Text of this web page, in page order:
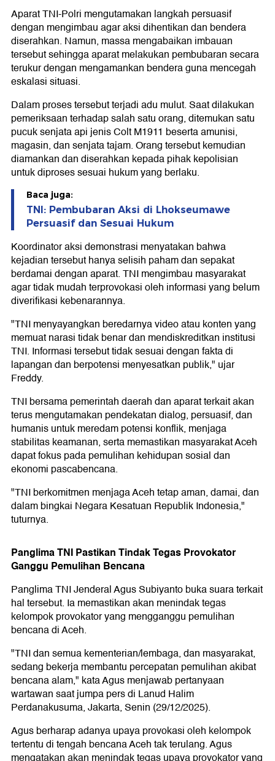
Aparat TNI-Polri mengutamakan langkah persuasif
dengan mengimbau agar aksi dihentikan dan bendera
diserahkan. Namun, massa mengabaikan imbauan
tersebut sehingga aparat melakukan pembubaran secara
terukur dengan mengamankan bendera guna mencegah
eskalasi situasi.
Dalam proses tersebut terjadi adu mulut. Saat dilakukan
pemeriksaan terhadap salah satu orang, ditemukan satu
pucuk senjata api jenis Colt M1911 beserta amunisi,
magasin, dan senjata tajam. Orang tersebut kemudian
diamankan dan diserahkan kepada pihak kepolisian
untuk diproses sesuai hukum yang berlaku.
Baca juga:
TNI: Pembubaran Aksi di Lhokseumawe
Persuasif dan Sesuai Hukum
Koordinator aksi demonstrasi menyatakan bahwa
kejadian tersebut hanya selisih paham dan sepakat
berdamai dengan aparat. TNI mengimbau masyarakat
agar tidak mudah terprovokasi oleh informasi yang belum
diverifikasi kebenarannya.
"TNI menyayangkan beredarnya video atau konten yang
memuat narasi tidak benar dan mendiskreditkan institusi
TNI. Informasi tersebut tidak sesuai dengan fakta di
lapangan dan berpotensi menyesatkan publik," ujar
Freddy.
TNI bersama pemerintah daerah dan aparat terkait akan
terus mengutamakan pendekatan dialog, persuasif, dan
humanis untuk meredam potensi konflik, menjaga
stabilitas keamanan, serta memastikan masyarakat Aceh
dapat fokus pada pemulihan kehidupan sosial dan
ekonomi pascabencana.
"TNI berkomitmen menjaga Aceh tetap aman, damai, dan
dalam bingkai Negara Kesatuan Republik Indonesia,"
tuturnya.
Panglima TNI Pastikan Tindak Tegas Provokator
Ganggu Pemulihan Bencana
Panglima TNI Jenderal Agus Subiyanto buka suara terkait
hal tersebut. Ia memastikan akan menindak tegas
kelompok provokator yang mengganggu pemulihan
bencana di Aceh.
"TNI dan semua kementerian/lembaga, dan masyarakat,
sedang bekerja membantu percepatan pemulihan akibat
bencana alam," kata Agus menjawab pertanyaan
wartawan saat jumpa pers di Lanud Halim
Perdanakusuma, Jakarta, Senin (29/12/2025).
Agus berharap adanya upaya provokasi oleh kelompok
tertentu di tengah bencana Aceh tak terulang. Agus